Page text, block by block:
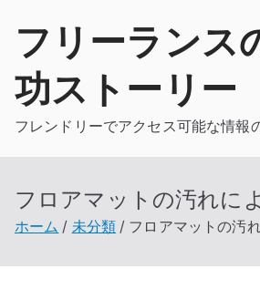
フリーランス
功ストーリー
フレンドリーでアクセス可能な情報
フロアマットの汚れに
ホーム 未分類 フロアマットの汚